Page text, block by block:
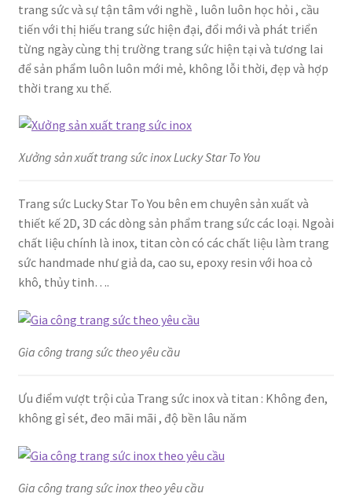
trang sức và sự tận tâm với nghề , luôn luôn học hỏi , cầu
tiến với thị hiếu trang sức hiện đại, đổi mới và phát triển
từng ngày cùng thị trường trang sức hiện tại và tương lai
để sản phẩm luôn luôn mới mẻ, không lỗi thời, đẹp và hợp
thời trang xu thế.
Xưởng sản xuất trang sức inox Lucky Star To You
Trang sức Lucky Star To You bên em chuyên sản xuất và
thiết kế 2D, 3D các dòng sản phẩm trang sức các loại. Ngoài
chất liệu chính là inox, titan còn có các chất liệu làm trang
sức handmade như giả da, cao su, epoxy resin với hoa cỏ
khô, thủy tinh….
Gia công trang sức theo yêu cầu
Ưu điểm vượt trội của Trang sức inox và titan : Không đen,
không gỉ sét, đeo mãi mãi , độ bền lâu năm
Gia công trang sức inox theo yêu cầu